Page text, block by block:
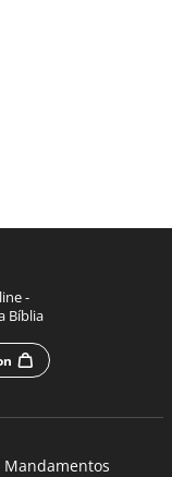
-
Bíblia
Mandamentos